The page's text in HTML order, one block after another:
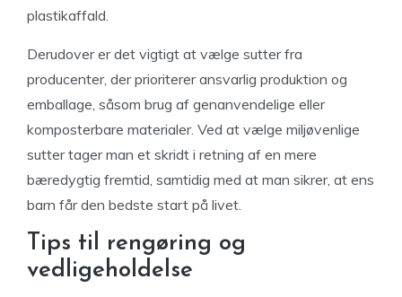
plastikaffald.
Derudover er det vigtigt at vælge sutter fra
producenter, der prioriterer ansvarlig produktion og
emballage, såsom brug af genanvendelige eller
komposterbare materialer. Ved at vælge miljøvenlige
sutter tager man et skridt i retning af en mere
bæredygtig fremtid, samtidig med at man sikrer, at ens
barn får den bedste start på livet.
Tips til rengøring og
vedligeholdelse